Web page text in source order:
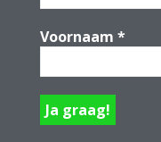
Voornaam *